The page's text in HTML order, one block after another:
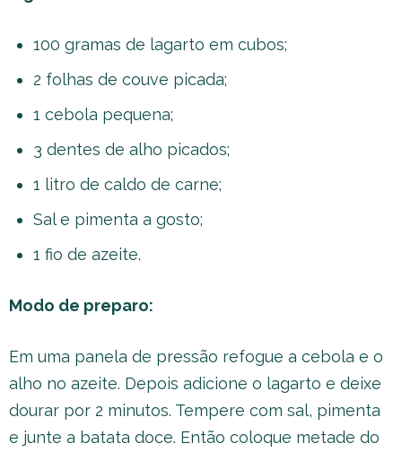
100 gramas de lagarto em cubos;
2 folhas de couve picada;
1 cebola pequena;
3 dentes de alho picados;
1 litro de caldo de carne;
Sal e pimenta a gosto;
1 fio de azeite.
Modo de preparo:
Em uma panela de pressão refogue a cebola e o
alho no azeite. Depois adicione o lagarto e deixe
dourar por 2 minutos. Tempere com sal, pimenta
e junte a batata doce. Então coloque metade do